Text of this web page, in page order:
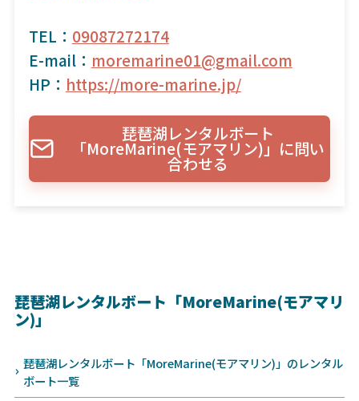
TEL： 09087272174
E-mail： moremarine01@gmail.com
HP： https://more-marine.jp/
琵琶湖レンタルボート
「MoreMarine(モアマリン)」に問い
合わせる
琵琶湖レンタルボート「MoreMarine(モアマリ
ン)」
琵琶湖レンタルボート「MoreMarine(モアマリン)」のレンタル
ボート一覧